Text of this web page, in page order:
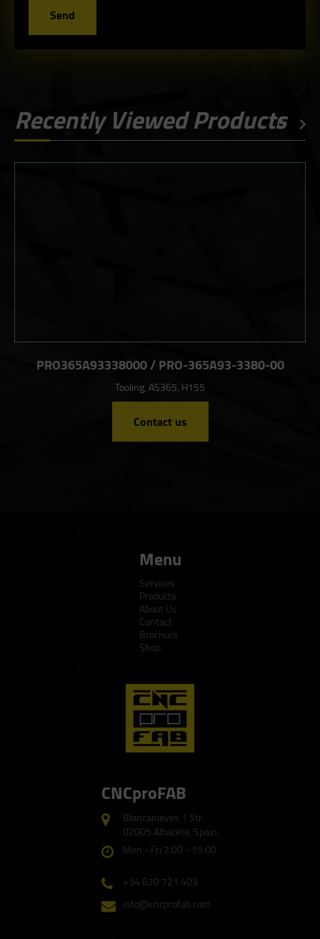
Send
Recently Viewed Products
PRO365A93338000 / PRO-365A93-3380-00
Tooling, AS365, H155
Contact us
Menu
Services
Products
About Us
Contact
Brochure
Shop
CNCproFAB
Blancanieves 1 Str.
02005 Albacete, Spain.
Mon - Fri 7.00 - 15.00
+34 670 721 403
info@cncprofab.com